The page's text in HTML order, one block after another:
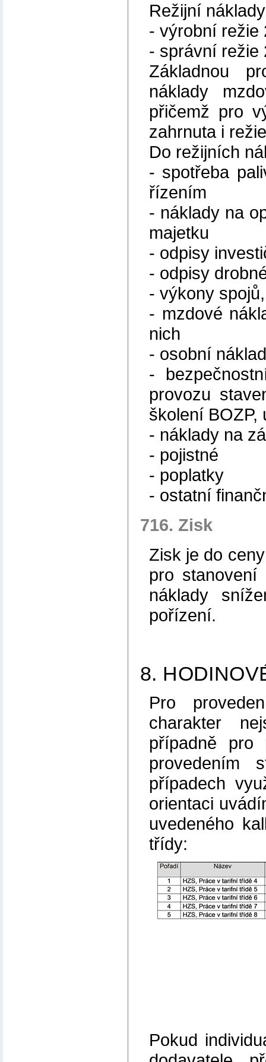
Režijní
- výrobní režie
- správní režie
Základnou
náklady
přičemž pro
zahrnuta i
Do režijních
- spotřeba
řízením
- náklady na
majetku
- odpisy
- odpisy
- výkony
- mzdové
nich
- osobní
-
provozu
školení BOZP,
- náklady na
- pojistné
- poplatky
- ostatní
716. Zisk
Zisk je do
pro
náklady
pořízení.
8.
Pro
charakter
případně pro
provedením
případech
orientaci
uvedeného
třídy:
Pokud